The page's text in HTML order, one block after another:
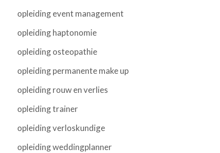
opleiding event management
opleiding haptonomie
opleiding osteopathie
opleiding permanente make up
opleiding rouw en verlies
opleiding trainer
opleiding verloskundige
opleiding weddingplanner